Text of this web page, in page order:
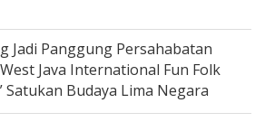
Jadi Panggung Persahabatan
Java International Fun Folk
Satukan Budaya Lima Negara